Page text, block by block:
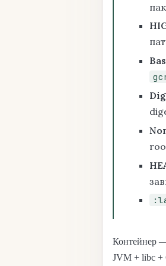
Контейнер
JVM + libc +